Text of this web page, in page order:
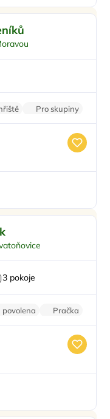
Pro skupiny
3 pokoje
Pračka